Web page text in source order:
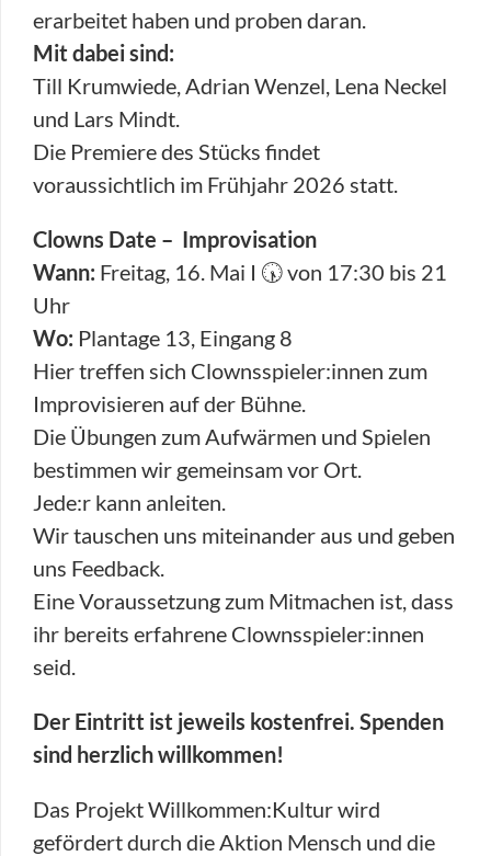
erarbeitet haben und proben daran.
Mit dabei sind:
Till Krumwiede, Adrian Wenzel, Lena Neckel
und Lars Mindt.
Die Premiere des Stücks findet
voraussichtlich im Frühjahr 2026 statt.
Clowns Date – Improvisation
Wann: Freitag, 16. Mai I 🕠 von 17:30 bis 21
Uhr
Wo: Plantage 13, Eingang 8
Hier treffen sich Clownsspieler:innen zum
Improvisieren auf der Bühne.
Die Übungen zum Aufwärmen und Spielen
bestimmen wir gemeinsam vor Ort.
Jede:r kann anleiten.
Wir tauschen uns miteinander aus und geben
uns Feedback.
Eine Voraussetzung zum Mitmachen ist, dass
ihr bereits erfahrene Clownsspieler:innen
seid.
Der Eintritt ist jeweils kostenfrei. Spenden
sind herzlich willkommen!
Das Projekt Willkommen:Kultur wird
gefördert durch die Aktion Mensch und die